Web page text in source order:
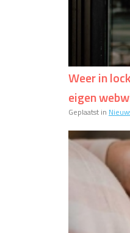
Weer in
eigen
Geplaatst in